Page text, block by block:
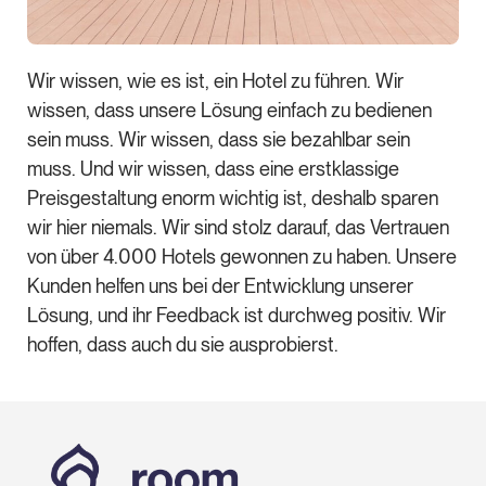
Wir wissen, wie es ist, ein Hotel zu führen. Wir
wissen, dass unsere Lösung einfach zu bedienen
sein muss. Wir wissen, dass sie bezahlbar sein
muss. Und wir wissen, dass eine erstklassige
Preisgestaltung enorm wichtig ist, deshalb sparen
wir hier niemals. Wir sind stolz darauf, das Vertrauen
von über 4.000 Hotels gewonnen zu haben. Unsere
Kunden helfen uns bei der Entwicklung unserer
Lösung, und ihr Feedback ist durchweg positiv. Wir
hoffen, dass auch du sie ausprobierst.